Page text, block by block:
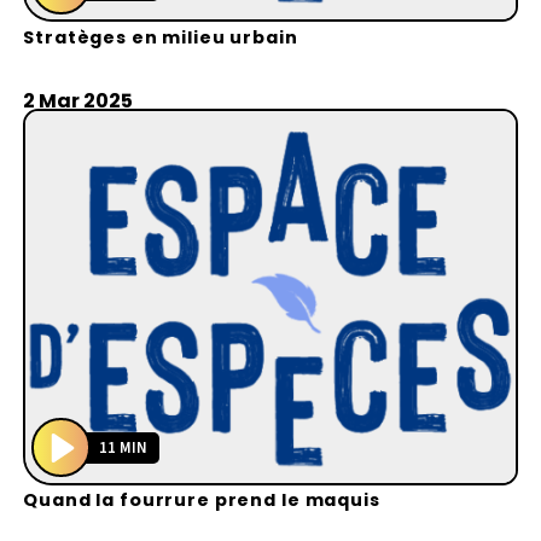
P
l
y
Stratèges en milieu urbain
2 Mar 2025
P
l
11 MIN
Quand la fourrure prend le maquis